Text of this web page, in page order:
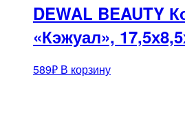
DEWAL BEAUTY
«Кэжуал»,
589₽ В корзину